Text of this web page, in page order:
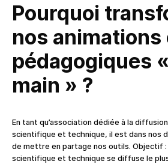
Pourquoi
nos animations
pédagogiques
main » ?
En tant qu’association dédiée à la
scientifique et technique, il est dans nos
de mettre en partage nos outils. Objectif :
scientifique et technique se diffuse le